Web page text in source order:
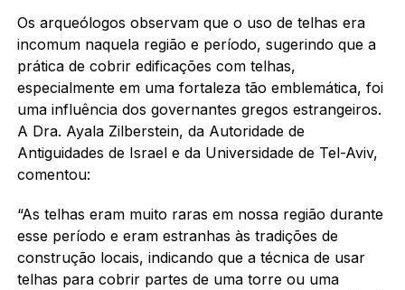
Os arqueólogos observam que o uso de telhas era
incomum naquela região e período, sugerindo que a
prática de cobrir edificações com telhas,
especialmente em uma fortaleza tão emblemática, foi
uma influência dos governantes gregos estrangeiros.
A Dra. Ayala Zilberstein, da Autoridade de
Antiguidades de Israel e da Universidade de Tel-Aviv,
comentou:
“As telhas eram muito raras em nossa região durante
esse período e eram estranhas às tradições de
construção locais, indicando que a técnica de usar
telhas para cobrir partes de uma torre ou uma